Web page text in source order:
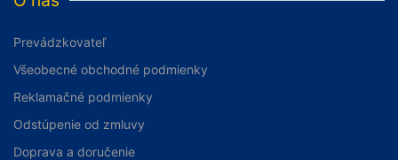
Prevádzkovateľ
Všeobecné obchodné podmienky
Reklamačné podmienky
Odstúpenie od zmluvy
Doprava a doručenie